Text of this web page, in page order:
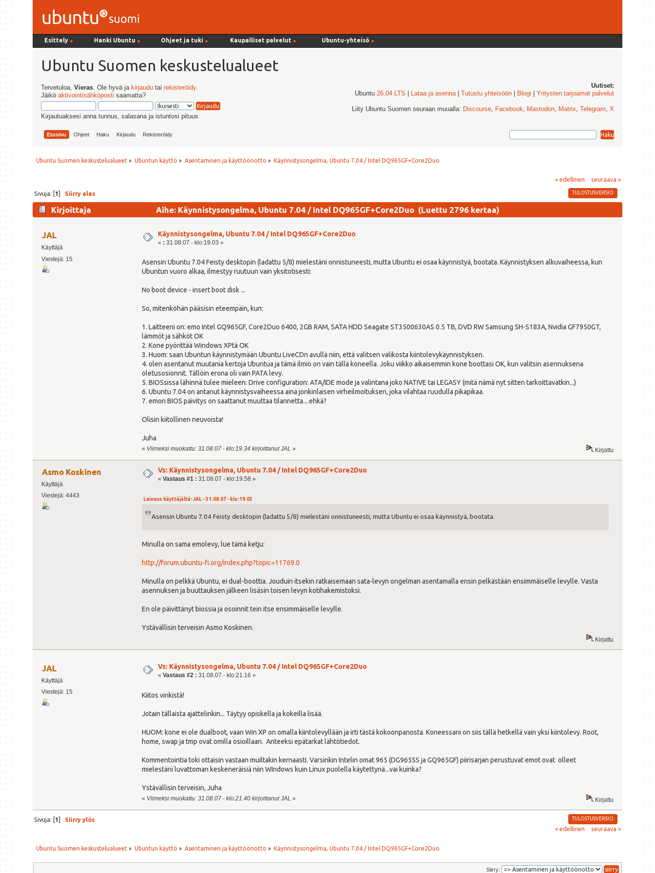
Esittely ► Hanki Ubuntu ► Ohjeet ja tuki ► Kaupalliset palvelut ► Ubuntu-yhteisö ►
Ubuntu Suomen keskustelualueet
Tervetuloa, Vieras. Ole hyvä ja kirjaudutai rekisteröidy.
Jäikö aktivointisähköposti saamatta?
Kirjautuaksesi anna tunnus, salasana ja istuntosi pituus
Uutiset:
Ubuntu26.04 LTS Lataa ja asenna|Tutustu yhteisöön Blogi |Yritysten tarjoamat palvelut
Liity Ubuntu Suomen seuraan muualla: Discourse, Facebook, Mastodon, Matrix,Telegram,X
Etusivu Ohjeet Haku Kirjaudu Rekisteröidy
Ubuntu Suomen keskustelualueet » Ubuntun käyttö » Asentaminen ja käyttöönotto » Käynnistysongelma, Ubuntu 7.04 / Intel DQ965GF+Core2Duo
« edellinen seuraava »
TULOSTUSVERSIO
Sivuja: [1] Siirry alas
Kirjoittaja Aihe: Käynnistysongelma, Ubuntu 7.04 / Intel DQ965GF+Core2Duo (Luettu 2796 kertaa)
JAL
Käyttäjä
Viestejä: 15
Käynnistysongelma, Ubuntu 7.04 / Intel DQ965GF+Core2Duo
« : 31.08.07 - klo:19.03 »
Asensin Ubuntu 7.04 Feisty desktopin (ladattu 5/8) mielestäni onnistuneesti, mutta Ubuntu ei osaa käynnistyä, bootata. Käynnistyksen alkuvaiheessa, kun
Ubuntun vuoro alkaa, ilmestyy ruutuun vain yksitotisesti:
No boot device - insert boot disk ...
So, mitenköhän pääsisin eteempäin, kun:
1. Laitteeni on: emo Intel GQ965GF, Core2Duo 6400, 2GB RAM, SATA HDD Seagate ST3500630AS 0.5 TB, DVD RW Samsung SH-S183A, Nvidia GF7950GT,
lämmöt ja sähköt OK
2. Kone pyörittää Windows XPtä OK
3. Huom: saan Ubuntun käynnistymään Ubuntu LiveCDn avulla niin, että valitsen valikosta kiintolevykäynnistyksen.
4. olen asentanut muutania kertoja Ubuntua ja tämä ilmiö on vain tällä koneella. Joku viikko aikaisemmin kone boottasi OK, kun valitsin asennuksena
oletusosionnit. Tällöin erona oli vain PATA levy.
5. BIOSsissa lähinnä tulee mieleen: Drive configuration: ATA/IDE mode ja valintana joko NATIVE tai LEGASY (mitä nämä nyt sitten tarkoittavatkin...)
6. Ubuntu 7.04 on antanut käynnistysvaiheessa aina jonkinlaisen virheilmoituksen, joka vilahtaa ruudulla pikapikaa.
7. emon BIOS päivitys on saattanut muuttaa tilannetta....ehkä?
Olisin kiitollinen neuvoista!
Juha
« Viimeksi muokattu: 31.08.07 - klo:19.34 kirjoittanut JAL » Kirjattu
Asmo Koskinen
Käyttäjä
Viestejä: 4443
Vs: Käynnistysongelma, Ubuntu 7.04 / Intel DQ965GF+Core2Duo
«Vastaus #1 : 31.08.07 - klo:19.58 »
Lainaus käyttäjältä: JAL - 31.08.07 - klo:19.03
Asensin Ubuntu 7.04 Feisty desktopin (ladattu 5/8) mielestäni onnistuneesti, mutta Ubuntu ei osaa käynnistyä, bootata.
Minulla on sama emolevy, lue tämä ketju:
http://forum.ubuntu-fi.org/index.php?topic=11769.0
Minulla on pelkkä Ubuntu, ei dual-boottia. Jouduin itsekin ratkaisemaan sata-levyn ongelman asentamalla ensin pelkästään ensimmäiselle levylle. Vasta
asennuksen ja buuttauksen jälkeen lisäsin toisen levyn kotihakemistoksi.
En ole päivittänyt biossia ja osoinnit tein itse ensimmäiselle levylle.
Ystävällisin terveisin Asmo Koskinen.
Kirjattu
JAL
Käyttäjä
Viestejä: 15
Vs: Käynnistysongelma, Ubuntu 7.04 / Intel DQ965GF+Core2Duo
«Vastaus #2 : 31.08.07 - klo:21.16 »
Kiitos vinkistä!
Jotain tällaista ajattelinkin... Täytyy opiskella ja kokeilla lisää.
HUOM: kone ei ole dualboot, vaan Win XP on omalla kiintolevyllään ja irti tästä kokoonpanosta. Koneessani on siis tällä hetkellä vain yksi kiintolevy. Root,
home, swap ja tmp ovat omilla osioillaan. Anteeksi epätarkat lähtötiedot.
Kommentointia toki ottaisin vastaan muiltakin kernaasti. Varsinkin Intelin omat 965 (DG965SS ja GQ965GF) piirisarjan perustuvat emot ovat olleet
mielestäni luvattoman keskeneräisiä niin WIndows kuin Linux puolella käytettynä...vai kuinka?
Ystävällisin terveisin, Juha
« Viimeksi muokattu: 31.08.07 - klo:21.40 kirjoittanut JAL » Kirjattu
TULOSTUSVERSIO
Sivuja: [1] Siirry ylös
« edellinen
seuraava »
Ubuntu Suomen keskustelualueet » Ubuntun käyttö » Asentaminen ja käyttöönotto » Käynnistysongelma, Ubuntu 7.04 / Intel DQ965GF+Core2Duo
Siirry: